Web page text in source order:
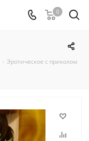
0
- Эротическое с приколом